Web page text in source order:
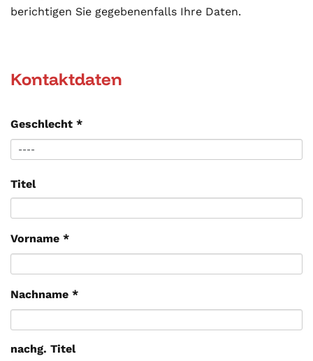
berichtigen Sie gegebenenfalls Ihre Daten.
Kontaktdaten
Geschlecht *
Titel
Vorname *
Nachname *
nachg. Titel